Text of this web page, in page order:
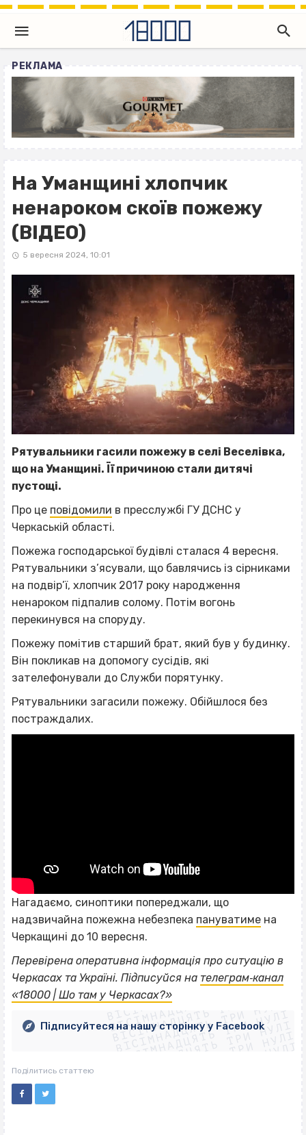
РЕКЛАМА
На Уманщині хлопчик
ненароком скоїв пожежу
(ВІДЕО)
5 вересня 2024, 10:01
Рятувальники гасили пожежу в селі Веселівка,
що на Уманщині. Її причиною стали дитячі
пустощі.
Про це повідомили в пресслужбі ГУ ДСНС у
Черкаській області.
Пожежа господарської будівлі сталася 4 вересня.
Рятувальники з’ясували, що бавлячись із сірниками
на подвір’ї, хлопчик 2017 року народження
ненароком підпалив солому. Потім вогонь
перекинувся на споруду.
Пожежу помітив старший брат, який був у будинку.
Він покликав на допомогу сусідів, які
зателефонували до Служби порятунку.
Рятувальники загасили пожежу. Обійшлося без
постраждалих.
Нагадаємо, синоптики попереджали, що
надзвичайна пожежна небезпека пануватиме на
Черкащині до 10 вересня.
Перевірена оперативна інформація про ситуацію в
Черкасах та Україні. Підписуйся на телеграм‐канал
«18000 | Шо там у Черкасах?»ВІСІМНАДЦЯТЬ ТРИ НУЛІ
ВІСІМНАДЦЯТЬ ТРИ НУЛІ
ВІСІМНАДЦЯТЬ ТРИ НУЛІ
ВІСІМНАДЦЯТЬ ТРИ НУЛІ
ВІСІМНАДЦЯТЬ ТРИ НУЛІ
ВІСІМНАДЦЯТЬ ТРИ НУЛІ
ВІСІМНАДЦЯТЬ ТРИ НУЛІ
ВІСІМНАДЦЯТЬ ТРИ НУЛІ
Підписуйтеся на нашу сторінку у Facebook
Поділитись статтею